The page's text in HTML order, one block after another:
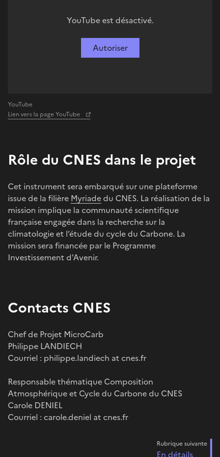
YouTube est désactivé.
Autoriser
YouTube
Lien vers la page YouTube
Rôle du CNES dans le projet
Cet instrument sera embarqué sur une plateforme
issue de la filière Myriadedu CNES. La réalisation de la
mission implique la communauté scientifique
française engagée dans la recherche sur la
climatologie et l’étude du cycle du Carbone. La
mission sera financée par le Programme
Investissement d'Avenir.
Contacts CNES
Chef de Projet MicroCarb
Philippe LANDIECH
Courriel : philippe.landiech at cnes.fr
Responsable thématique Composition
Atmosphérique et Cycle du Carbone du CNES
Carole DENIEL
Courriel : carole.deniel at cnes.fr
Rubrique suivante